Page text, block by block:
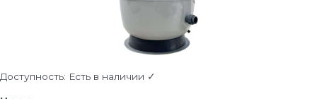
Доступность: Есть в наличии ✓